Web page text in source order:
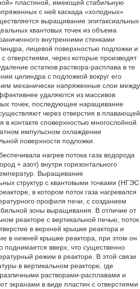
пластиной, имеющей стабильную
с ней каскада «холодных»
выращивание эпитаксиальных
квантовых точек из объема
внутренними стенками
лицевой поверхностью подложки и
отверстиями, через которые производят
остатков раствора-расплава в те
цилиндра с подложкой вокруг его
механически напряженные слои между
удаляются из массивов
точек, последующее наращивание
через отверстия в плавающей
в контакте споверхностью многослойной
импульсном охлаждении
поверхности подложки.
нагрев потока газа водорода
+ азот) внутри горизонтального
Выращивание
структур с квантовыми точками (НГЭС
в котором поток газа нагревался
профиля печи, с созданием
зоны выращивания. В отличие от
реакторе с вертикальной печью, поток
в верхней крышке реактора и
в нижней крышке реактора, при этом он
поднимается вверх, что существенно
режим в реакторе. В этой связи
в вертикальном реакторе, где
растворами-расплавами и
экранами в виде пластин с отверстиями